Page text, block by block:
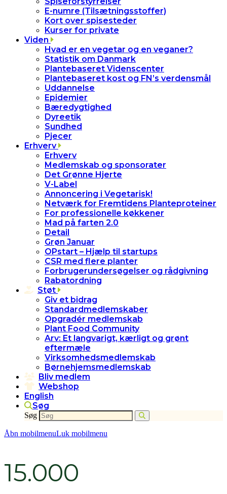
E-numre (Tilsætningsstoffer)
Kort over spisesteder
Kurser for private
Viden
Hvad er en vegetar og en veganer?
Statistik om Danmark
Plantebaseret Videnscenter
Plantebaseret kost og FN’s verdensmål
Uddannelse
Epidemier
Bæredygtighed
Dyreetik
Sundhed
Pjecer
Erhverv
Erhverv
Medlemskab og sponsorater
Det Grønne Hjerte
V-Label
Annoncering i Vegetarisk!
Netværk for Fremtidens Planteproteiner
For professionelle køkkener
Mad på farten 2.0
Detail
Grøn Januar
OPstart – Hjælp til startups
CSR med flere planter
Forbrugerundersøgelser og rådgivning
Rabatordning
Støt
Giv et bidrag
Standardmedlemskaber
Opgradér medlemskab
Plant Food Community
Arv: Et langvarigt, kærligt og grønt
eftermæle
Virksomhedsmedlemskab
Børnehjemsmedlemskab
Bliv medlem
Webshop
English
Søg
Søg
Åbn mobilmenuLuk mobilmenu
15.000